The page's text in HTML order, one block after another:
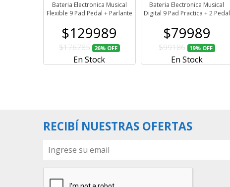
Bateria Electronica Musical
Flexible 9 Pad Pedal + Parlante
$129989
$176785 26% OFF
En Stock
Bateria Electronica Musical
Digital 9 Pad Practica + 2 Pedal
$79989
$99186 19% OFF
En Stock
RECIBÍ NUESTRAS OFERTAS